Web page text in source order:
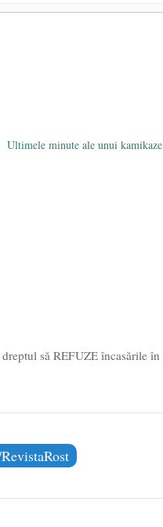
Zelensky
din Iași
Ultimele minute ale unui kamikaze
să REFUZE încasările în